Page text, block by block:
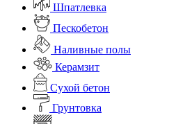
Шпатлевка
Пескобетон
Наливные полы
Керамзит
Сухой бетон
Грунтовка